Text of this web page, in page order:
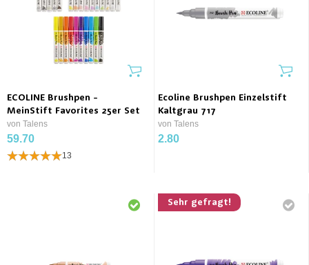
ECOLINE Brushpen -
MeinStift Favorites 25er Set
von Talens
59.70
13
Ecoline Brushpen Einzelstift
Kaltgrau 717
von Talens
2.80
Sehr gefragt!